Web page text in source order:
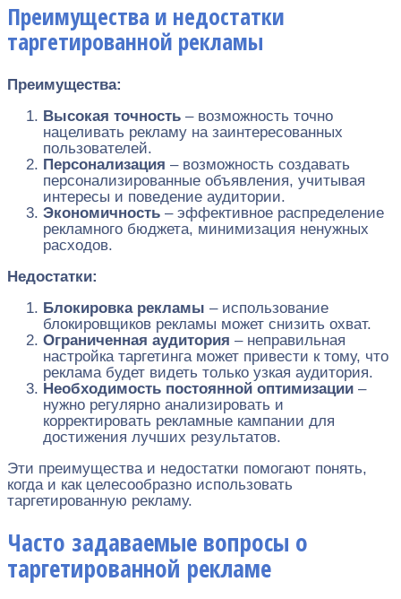
Преимущества и недостатки
таргетированной рекламы
Преимущества:
Высокая точность – возможность точно
нацеливать рекламу на заинтересованных
пользователей.
Персонализация – возможность создавать
персонализированные объявления, учитывая
интересы и поведение аудитории.
Экономичность – эффективное распределение
рекламного бюджета, минимизация ненужных
расходов.
Недостатки:
Блокировка рекламы – использование
блокировщиков рекламы может снизить охват.
Ограниченная аудитория – неправильная
настройка таргетинга может привести к тому, что
реклама будет видеть только узкая аудитория.
Необходимость постоянной оптимизации –
нужно регулярно анализировать и
корректировать рекламные кампании для
достижения лучших результатов.
Эти преимущества и недостатки помогают понять,
когда и как целесообразно использовать
таргетированную рекламу.
Часто задаваемые вопросы о
таргетированной рекламе